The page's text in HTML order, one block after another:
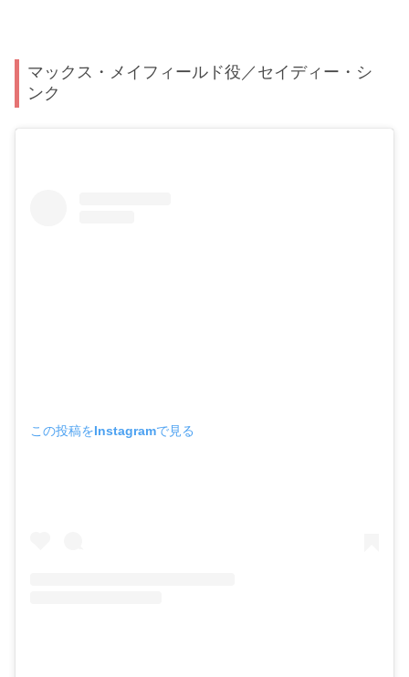
マックス・メイフィールド役／セイディー・シ
ンク
この投稿をInstagramで見る